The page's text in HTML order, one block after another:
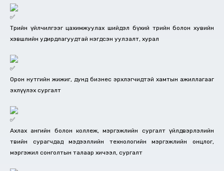
Төрийн үйлчилгээг цахимжуулах шийдэл бүхий төрийн болон хувийн
хэвшлийн удирдлагуудтай нэгдсэн уулзалт, хурал
Орон нутгийн жижиг, дунд бизнес эрхлэгчидтэй хамтын ажиллагааг
эхлүүлэх сургалт
Ахлах ангийн болон коллеж, мэргэжлийн сургалт үйлдвэрлэлийн
төвийн сурагчдад мэдээллийн технологийн мэргэжлийн онцлог,
мэргэжил сонголтын талаар хичээл, сургалт